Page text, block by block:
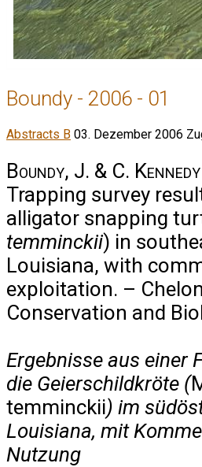
Boundy - 2006 - 01
Abstracts B 03. Dezember 2006
Boundy, J. & C. Kennedy
Trapping survey
alligator snapping
temminckii) in
Louisiana, with
exploitation. –
Conservation and
Ergebnisse aus einer
die Geierschildkröte (
temminckii) im
Louisiana, mit
Nutzung